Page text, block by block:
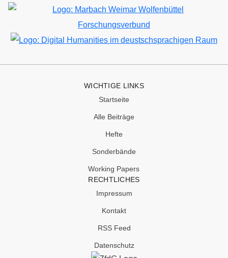
Bild
Bild
WICHTIGE LINKS
Startseite
Alle Beiträge
Hefte
Sonderbände
Working Papers
RECHTLICHES
Impressum
Kontakt
RSS Feed
Datenschutz